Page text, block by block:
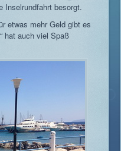
Inselrundfahrt besorgt.
etwas mehr Geld gibt es
hat auch viel Spaß